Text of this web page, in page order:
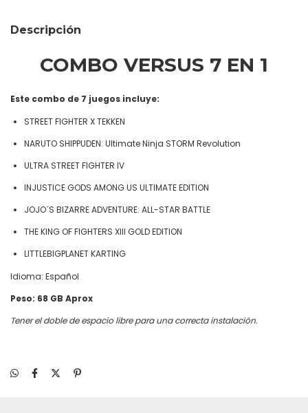
Descripción
COMBO VERSUS 7 EN 1
Este combo de 7 juegos incluye:
STREET FIGHTER X TEKKEN
NARUTO SHIPPUDEN: Ultimate Ninja STORM Revolution
ULTRA STREET FIGHTER IV
INJUSTICE GODS AMONG US ULTIMATE EDITION
JOJO´S BIZARRE ADVENTURE: ALL-STAR BATTLE
THE KING OF FIGHTERS XIII GOLD EDITION
LITTLEBIGPLANET KARTING
Idioma: Español
Peso: 68 GB Aprox
Tener el doble de espacio libre para una correcta instalación.